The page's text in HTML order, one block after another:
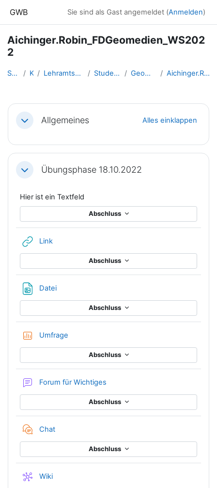
GWB Sie sind als Gast angemeldet (Anmelden)
Aichinger.Robin_FDGeomedien_WS202
2
Startseite Kurse Lehramtsausbildung GW im Clust... Studentische Lernkurse Geomedien - WS 2022 Aichinger.Robin_FDGeomedien_WS...
Abschnittsübersicht
EinklappenAllgemeines Alles einklappen
EinklappenÜbungsphase 18.10.2022
Abschluss
Hier ist ein Textfeld
LinkLink/URL
Abschluss
Datei
Abschluss
Umfrage
Abschluss
Forum für Wichtiges
Abschluss
Chat
Abschluss
Wiki